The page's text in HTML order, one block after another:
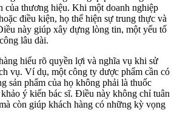
của thương hiệu. Khi một doanh nghiệp
điều kiện, họ thể hiện sự trung thực và
này giúp xây dựng lòng tin, một yếu tố
lâu dài.
hiểu rõ quyền lợi và nghĩa vụ khi sử
vụ. Ví dụ, một công ty dược phẩm cần có
sản phẩm của họ không phải là thuốc
ý kiến bác sĩ. Điều này không chỉ tuân
còn giúp khách hàng có những kỳ vọng